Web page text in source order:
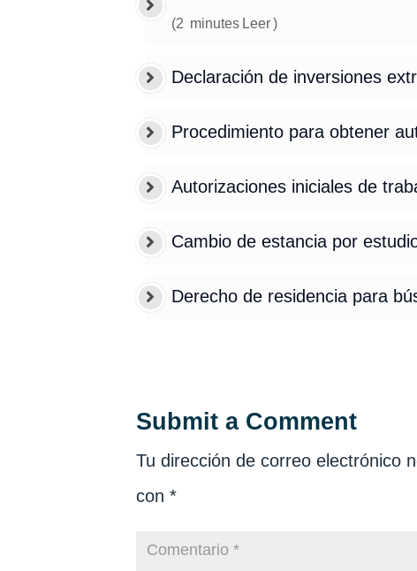
(2 minutes Leer )
Declaración de inversiones
Procedimiento para obtener
Autorizaciones iniciales de
Cambio de estancia por
Derecho de residencia para
Submit a Comment
Tu dirección de correo electrónico
con *